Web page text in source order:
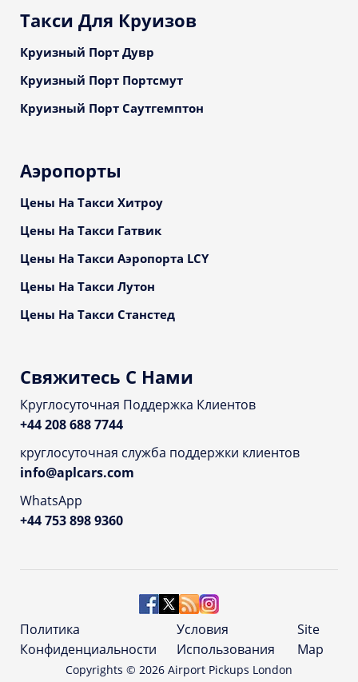
Такси Для Круизов
Круизный Порт Дувр
Круизный Порт Портсмут
Круизный Порт Саутгемптон
Аэропорты
Цены На Такси Хитроу
Цены На Такси Гатвик
Цены На Такси Аэропорта LCY
Цены На Такси Лутон
Цены На Такси Станстед
Свяжитесь С Нами
Круглосуточная Поддержка Клиентов
+44 208 688 7744
круглосуточная служба поддержки клиентов
info@aplcars.com
WhatsApp
+44 753 898 9360
Copyrights © 2026 Airport Pickups London
Политика
Конфиденциальности
Условия
Использования
Site
Map